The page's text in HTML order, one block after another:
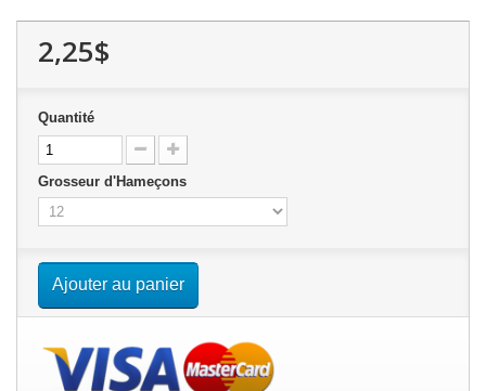
2,25$
Quantité
Grosseur d'Hameçons
Ajouter au panier